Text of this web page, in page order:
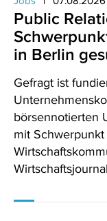
Public
in Berlin
Gefragt ist
börsennotierten
mit